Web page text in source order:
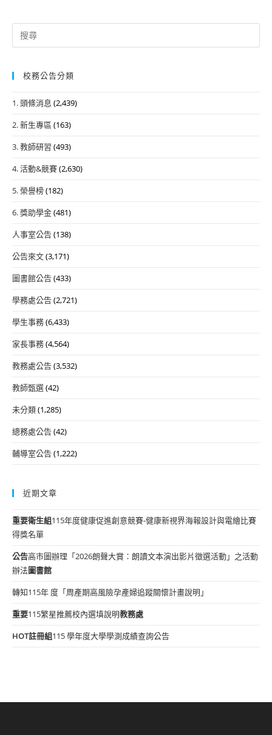
Search
for:
校務公告分類
1. 頭條消息 (2,439)
2. 新生專區 (163)
3. 教師研習 (493)
4. 活動&競賽(2,630)
5. 榮譽榜(182)
6. 獎助學金(481)
人事室公告(138)
公告來文(3,171)
圖書館公告(433)
學務處公告(2,721)
學生事務(6,433)
家長事務(4,564)
教務處公告(3,532)
教師甄選(42)
未分類(1,285)
總務處公告(42)
輔導室公告(1,222)
近期文章
重要衛生組115年度健康促進創意競賽-健康新視界海報設計與電繪比賽
得獎名單
公告高市圖辦理「2026朗聲大賞：朗讀文本演出影片徵選活動」之活動
辦法圖書館
轉知115年 度「周產期高風險孕產婦追蹤關懷計畫說明」
重要115繁星推薦校內選填說明教務處
HOT註冊組115 學年度大學學測成績查詢公告